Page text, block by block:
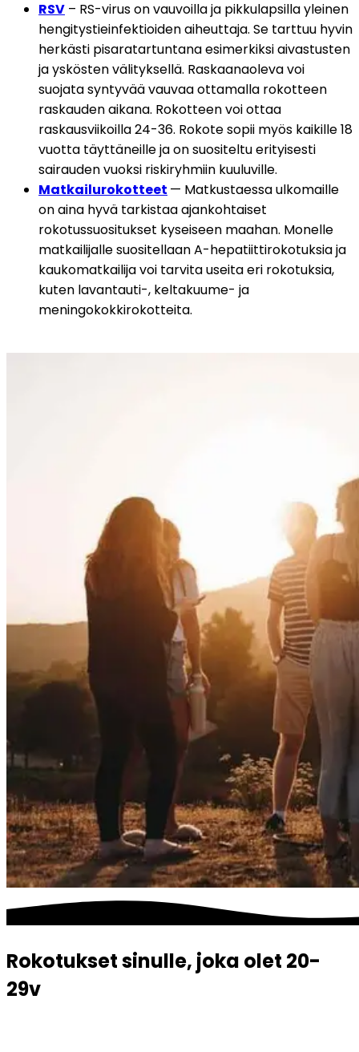
RSV – RS-virus on vauvoilla ja pikkulapsilla yleinen
hengitystieinfektioiden aiheuttaja. Se tarttuu hyvin
herkästi pisaratartuntana esimerkiksi aivastusten
ja yskösten välityksellä. Raskaanaoleva voi
suojata syntyvää vauvaa ottamalla rokotteen
raskauden aikana. Rokotteen voi ottaa
raskausviikoilla 24-36. Rokote sopii myös kaikille 18
vuotta täyttäneille ja on suositeltu erityisesti
sairauden vuoksi riskiryhmiin kuuluville.
Matkailurokotteet — Matkustaessa ulkomaille
on aina hyvä tarkistaa ajankohtaiset
rokotussuositukset kyseiseen maahan. Monelle
matkailijalle suositellaan A-hepatiittirokotuksia ja
kaukomatkailija voi tarvita useita eri rokotuksia,
kuten lavantauti-, keltakuume- ja
meningokokkirokotteita.
Rokotukset sinulle, joka olet 20-
29v